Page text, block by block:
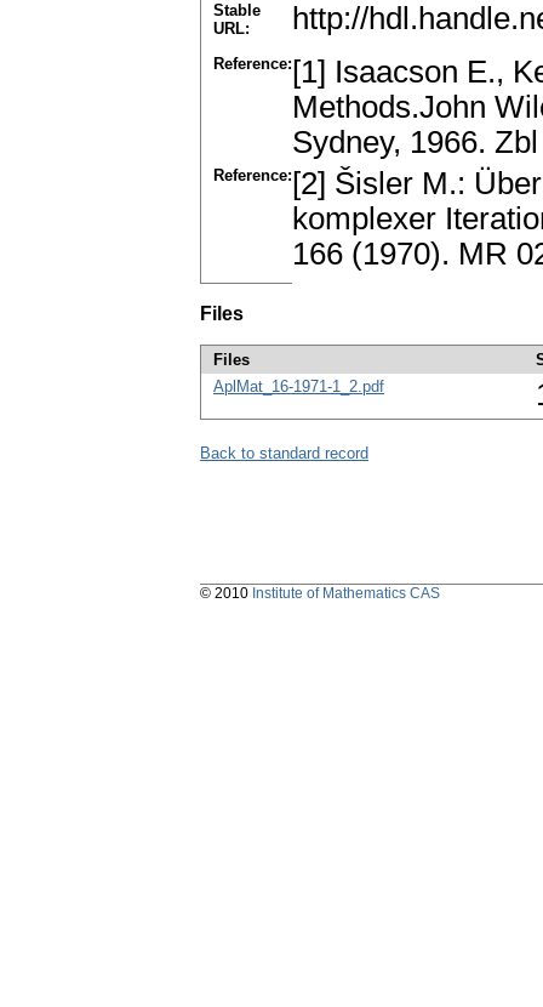
Stable
URL:
http://
Reference: [1] Isaacson E.,
Methods.John
Sydney, 1966.
Reference: [2] Šisler M.:
komplexer
166 (1970). MR
Files
Files
AplMat_16-1971-1_2.pdf
Back to standard record
© 2010 Institute of Mathematics CAS